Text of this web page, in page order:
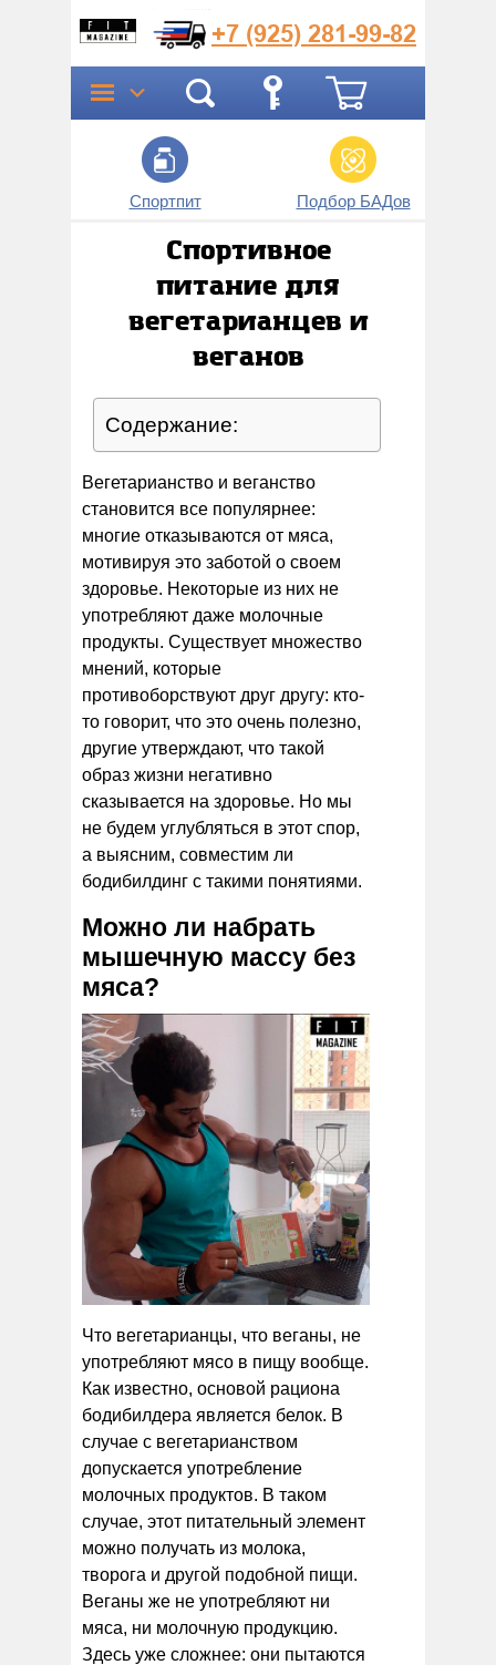
+7 (925) 281-99-82
Спортпит Подбор БАДов
Спортивное
питание для
вегетарианцев и
веганов
Содержание:
Вегетарианство и веганство
становится все популярнее:
многие отказываются от мяса,
мотивируя это заботой о своем
здоровье. Некоторые из них не
употребляют даже молочные
продукты. Существует множество
мнений, которые
противоборствуют друг другу: кто-
то говорит, что это очень полезно,
другие утверждают, что такой
образ жизни негативно
сказывается на здоровье. Но мы
не будем углубляться в этот спор,
а выясним, совместим ли
бодибилдинг с такими понятиями.
Можно ли набрать
мышечную массу без
мяса?
Что вегетарианцы, что веганы, не
употребляют мясо в пищу вообще.
Как известно, основой рациона
бодибилдера является белок. В
случае с вегетарианством
допускается употребление
молочных продуктов. В таком
случае, этот питательный элемент
можно получать из молока,
творога и другой подобной пищи.
Веганы же не употребляют ни
мяса, ни молочную продукцию.
Здесь уже сложнее: они пытаются